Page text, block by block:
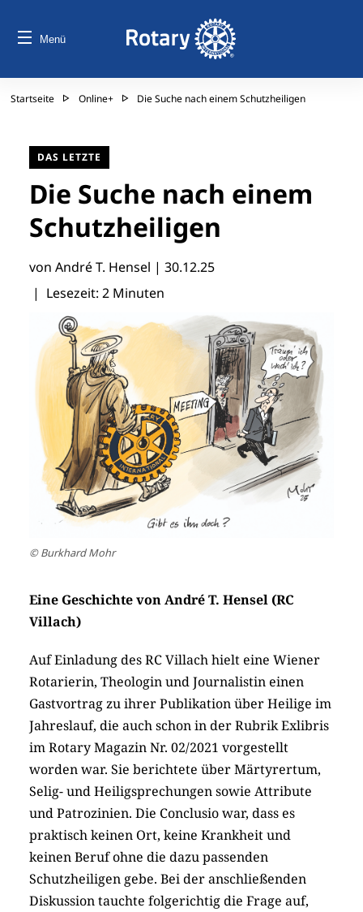
Menü
Startseite Online+ Die Suche nach einem Schutzheiligen
DAS LETZTE
Die Suche nach einem
Schutzheiligen
von André T. Hensel | 30.12.25
| Lesezeit: 2 Minuten
© Burkhard Mohr
Eine Geschichte von André T. Hensel (RC
Villach)
Auf Einladung des RC Villach hielt eine Wiener
Rotarierin, Theologin und Journalistin einen
Gastvortrag zu ihrer Publikation über Heilige im
Jahreslauf, die auch schon in der Rubrik Exlibris
im Rotary Magazin Nr. 02/2021 vorgestellt
worden war. Sie berichtete über Märtyrertum,
Selig- und Heiligsprechungen sowie Attribute
und Patrozinien. Die Conclusio war, dass es
praktisch keinen Ort, keine Krankheit und
keinen Beruf ohne die dazu passenden
Schutzheiligen gebe. Bei der anschließenden
Diskussion tauchte folgerichtig die Frage auf,